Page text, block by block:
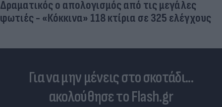
Για να μην μένεις στο σκοτάδι...
ακολούθησε το Flash.gr